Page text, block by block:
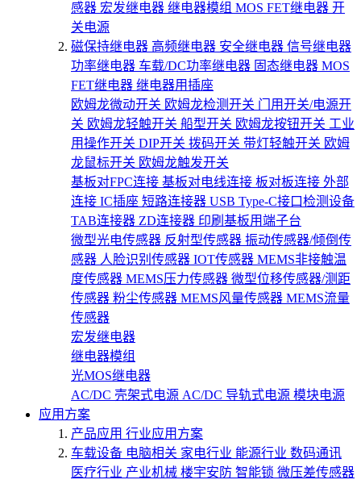
感器 宏发继电器 继电器模组 MOS FET继电器 开
关电源
磁保持继电器 高频继电器 安全继电器 信号继电器
功率继电器 车载/DC功率继电器 固态继电器 MOS
FET继电器 继电器用插座
欧姆龙微动开关 欧姆龙检测开关 门用开关/电源开
关 欧姆龙轻触开关 船型开关 欧姆龙按钮开关 工业
用操作开关 DIP开关 拨码开关 带灯轻触开关 欧姆
龙鼠标开关 欧姆龙触发开关
基板对FPC连接 基板对电线连接 板对板连接 外部
连接 IC插座 短路连接器 USB Type-C接口检测设备
TAB连接器 ZD连接器 印刷基板用端子台
微型光电传感器 反射型传感器 振动传感器/倾倒传
感器 人脸识别传感器 IOT传感器 MEMS非接触温
度传感器 MEMS压力传感器 微型位移传感器/测距
传感器 粉尘传感器 MEMS风量传感器 MEMS流量
传感器
宏发继电器
继电器模组
光MOS继电器
AC/DC 壳架式电源 AC/DC 导轨式电源 模块电源
应用方案
产品应用 行业应用方案
车载设备 电脑相关 家电行业 能源行业 数码通讯
医疗行业 产业机械 楼宇安防 智能锁 微压差传感器